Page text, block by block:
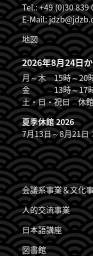
Tel.: +49 (0)30 839
E-Mail:
地図
2026年8月24日
月～木 15時～20
金 13時～17
土・日・祝日 休
夏季休館 2026
7月13日～8月21日
会議系事業＆文化
人的交流事業
日本語講座
図書館